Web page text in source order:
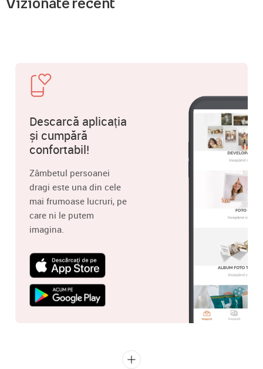
Descarcă aplicația
și cumpără
confortabil!
Zâmbetul persoanei
dragi este una din cele
mai frumoase lucruri, pe
care ni le putem
imagina.